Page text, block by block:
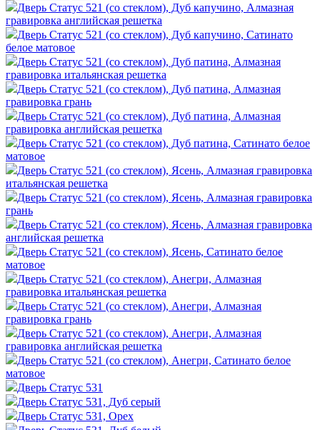
Дверь Статус 521 (со стеклом), Дуб капучино, Алмазная
гравировка английская решетка
Дверь Статус 521 (со стеклом), Дуб капучино, Сатинато
белое матовое
Дверь Статус 521 (со стеклом), Дуб патина, Алмазная
гравировка итальянская решетка
Дверь Статус 521 (со стеклом), Дуб патина, Алмазная
гравировка грань
Дверь Статус 521 (со стеклом), Дуб патина, Алмазная
гравировка английская решетка
Дверь Статус 521 (со стеклом), Дуб патина, Сатинато белое
матовое
Дверь Статус 521 (со стеклом), Ясень, Алмазная гравировка
итальянская решетка
Дверь Статус 521 (со стеклом), Ясень, Алмазная гравировка
грань
Дверь Статус 521 (со стеклом), Ясень, Алмазная гравировка
английская решетка
Дверь Статус 521 (со стеклом), Ясень, Сатинато белое
матовое
Дверь Статус 521 (со стеклом), Анегри, Алмазная
гравировка итальянская решетка
Дверь Статус 521 (со стеклом), Анегри, Алмазная
гравировка грань
Дверь Статус 521 (со стеклом), Анегри, Алмазная
гравировка английская решетка
Дверь Статус 521 (со стеклом), Анегри, Сатинато белое
матовое
Дверь Статус 531
Дверь Статус 531, Дуб серый
Дверь Статус 531, Орех